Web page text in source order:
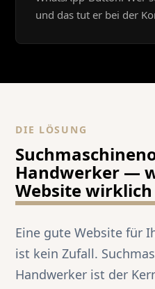
und das tut er bei der
DIE LÖSUNG
Handwerker —
Website
Eine gute Website für
ist kein Zufall.
Handwerker ist der